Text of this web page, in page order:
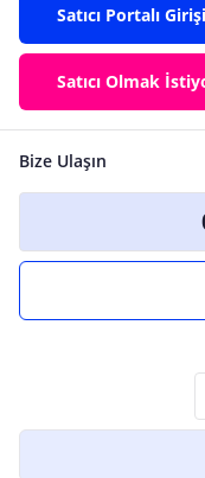
Satıcı Portalı Girişi
Satıcı Olmak
Bize Ulaşın